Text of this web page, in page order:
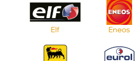
Elf Eneos